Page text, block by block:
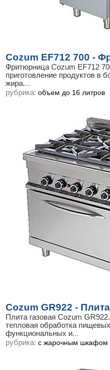
Cozum EF712 700 -
Фритюрница Cozum EF712
приготовление продуктов в
жира....
рубрика: объем до 16 литров
Cozum GR922 -
Плита газовая Cozum
тепловая обработка
функциональных и...
рубрика: с жарочным шкафом